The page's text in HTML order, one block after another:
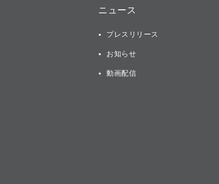
ニュース
プレスリリース
お知らせ
動画配信